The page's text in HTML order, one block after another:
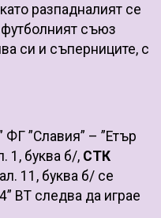
разпадналият се
съюз
си и съперниците, с
ФГ ”Славия” – ”Етър
1, буква б/, СТК
11, буква б/ се
ВТ следва да играе